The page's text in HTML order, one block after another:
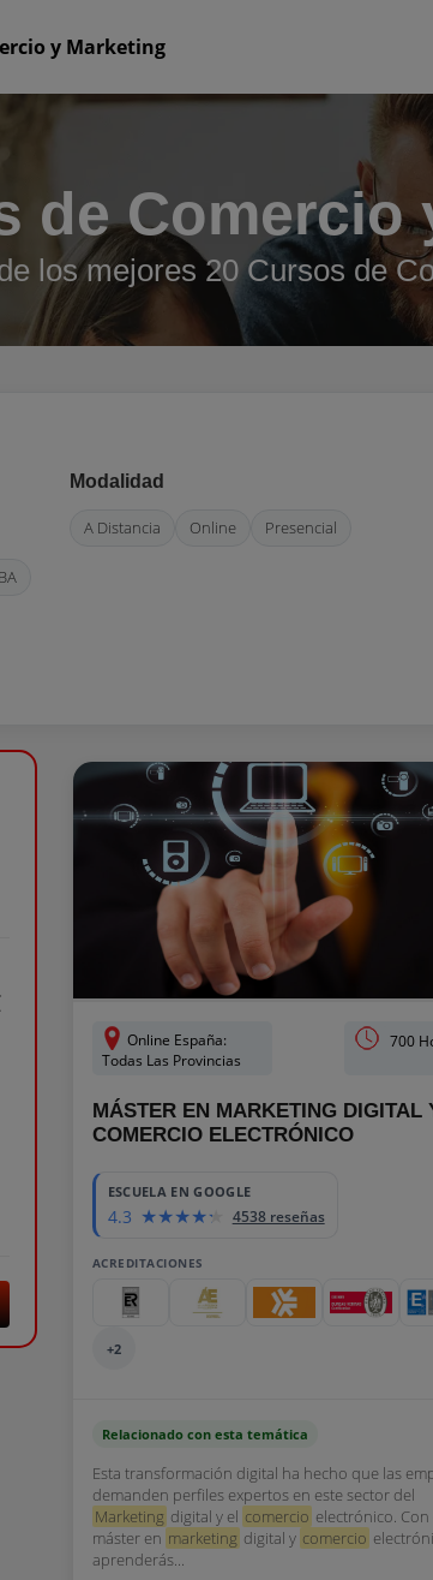
y Marketing
de Comercio
los mejores 20 Cursos de
Modalidad
A Distancia Online Presencial
Online España:
Todas Las Provincias
700
MÁSTER EN MARKETING DIGITAL
COMERCIO ELECTRÓNICO
ESCUELA EN GOOGLE
4.3 4538 reseñas
ACREDITACIONES
+2
Relacionado con esta temática
Esta transformación digital ha hecho que las
demanden perfiles expertos en este sector del
Marketing digital y el comercio electrónico. Con
máster en marketing digital y comercio
aprenderás...